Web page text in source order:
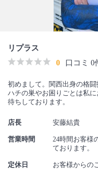
リプラス
0
口コミ 0
初めまして。関西出身の格
ハチの巣やお困りごとは私
待ちしております。
店長 安藤結貴
営業時間
24時間お客様
ております。
定休日
お客様からの